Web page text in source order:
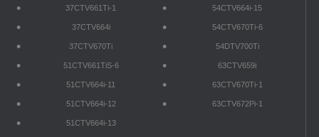
37CTV661Ti-1
37CTV664i
37CTV670Ti
51CTV661TiS-6
51CTV664i-11
51CTV664i-12
51CTV664i-13
54CTV664i-15
54CTV670Ti-6
54DTV700Ti
63CTV659i
63CTV670Ti-1
63CTV672Pi-1